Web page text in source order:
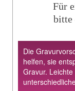
Für
bitte
Die
helfen, sie
Gravur.